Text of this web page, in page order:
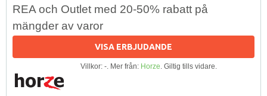
REA och Outlet med 20-50% rabatt på
mängder av varor
VISA ERBJUDANDE
Villkor: -. Mer från: Horze. Giltig tills vidare.